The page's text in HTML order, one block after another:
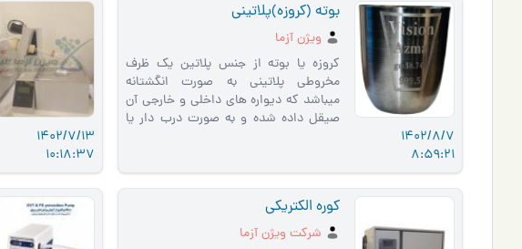
1402/8/7
8:59:21
بوته (کروزه)پلاتینی
ویژن آزما
کروزه یا بوته از جنس پلاتین یک ظرف
مخروطی پلاتینی به صورت انگشتانه
میباشد که دیواره های داخلی و خارجی آن
صیقل داده شده و به صورت درب دار یا
1402/7/13
10:18:37
کوره الکتریکی
شرکت ویژن آزما